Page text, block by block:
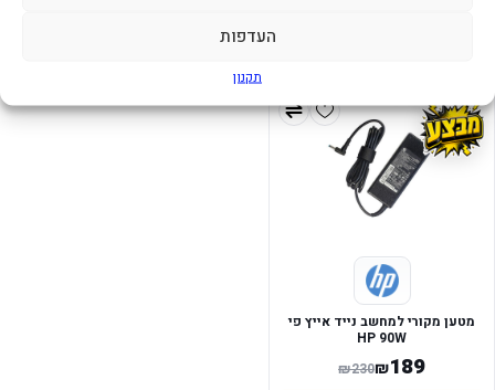
העדפות
תקנון
מטען מקורי למחשב נייד אייץ פי
HP 90W
₪230₪189